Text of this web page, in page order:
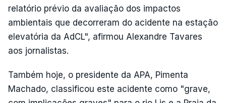
relatório prévio da avaliação dos impactos
ambientais que decorreram do acidente na estação
elevatória da AdCL", afirmou Alexandre Tavares
aos jornalistas.
Também hoje, o presidente da APA, Pimenta
Machado, classificou este acidente como "grave,